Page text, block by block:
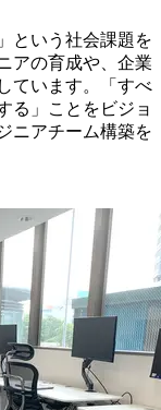
という社会課題を
アの育成や、企業
ています。「すべ
る」ことをビジョ
ニアチーム構築を